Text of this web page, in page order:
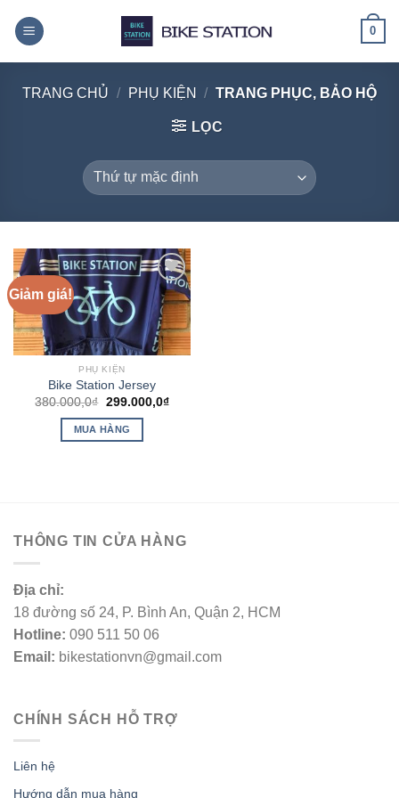
0
TRANG CHỦ / PHỤ KIỆN / TRANG PHỤC, BẢO HỘ
LỌC
Giảm giá!
Add to
wishlist
PHỤ KIỆN
Bike Station Jersey
380.000,0₫ 299.000,0₫
MUA HÀNG
THÔNG TIN CỬA HÀNG
Địa chỉ:
18 đường số 24, P. Bình An, Quận 2, HCM
Hotline: 090 511 50 06
Email: bikestationvn@gmail.com
CHÍNH SÁCH HỖ TRỢ
Liên hệ
Hướng dẫn mua hàng